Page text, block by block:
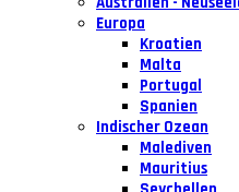
Europa
Kroatien
Malta
Portugal
Spanien
Indischer Ozean
Malediven
Mauritius